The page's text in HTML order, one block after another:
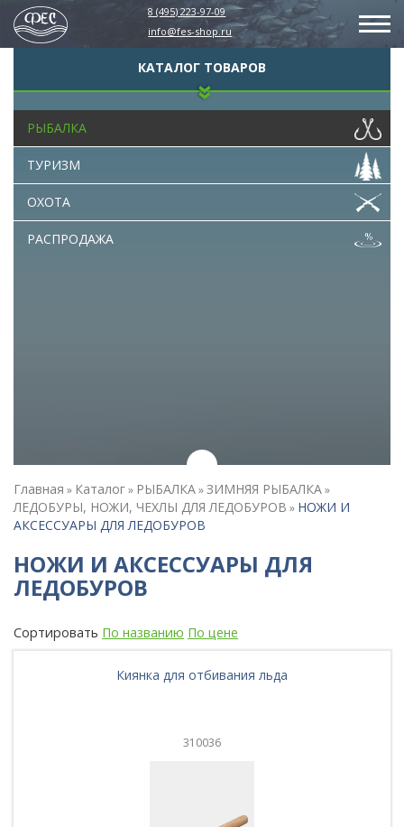
8 (495) 223-97-09
info@fes-shop.ru
КАТАЛОГ ТОВАРОВ
РЫБАЛКА
ТУРИЗМ
ОХОТА
РАСПРОДАЖА
Главная » Каталог» РЫБАЛКА»ЗИМНЯЯ РЫБАЛКА»
ЛЕДОБУРЫ, НОЖИ, ЧЕХЛЫ ДЛЯ ЛЕДОБУРОВ » НОЖИ И
АКСЕССУАРЫ ДЛЯ ЛЕДОБУРОВ
НОЖИ И АКСЕССУАРЫ ДЛЯ
ЛЕДОБУРОВ
Сортировать По названию По цене
Киянка для отбивания льда
310036